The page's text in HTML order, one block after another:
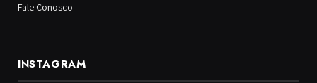
Fale Conosco
INSTAGRAM